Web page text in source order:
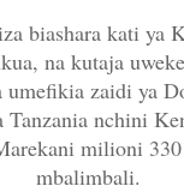
biashara kati ya
na kutaja
umefikia zaidi ya
nchini
milioni
mbalimbali.